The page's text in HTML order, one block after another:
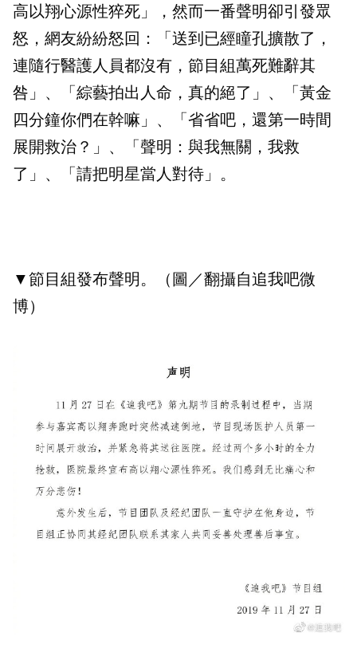
高以翔心源性猝死」，然而一番聲明卻引發眾
怒，網友紛紛怒回：「送到已經瞳孔擴散了，
連隨行醫護人員都沒有，節目組萬死難辭其
咎」、「綜藝拍出人命，真的絕了」、「黃金
四分鐘你們在幹嘛」、「省省吧，還第一時間
展開救治？」、「聲明：與我無關，我救
了」、「請把明星當人對待」。
▼節目組發布聲明。（圖／翻攝自追我吧微
博）